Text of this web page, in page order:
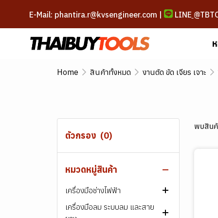
E-Mail: phantira.r@kvsengineer.com | LINE
Home สินค้าทั้งหมด งานตัด ขัด เจียร เจาะ
ตัวกรอง (0)
หมวดหมู่สินค้า
ลวดเชื่อมเหล็ก
AWS E60XX
AWS E70XX
AWS E80XX
ลวดเชื่อม MIG/MAG
ลวดเชื่อมอาร์กอน (TIG)
ลวดเชื่อมฟลักซ์คอร์ (FCAW)
ลวดเชื่อมไฟฟ้า ARC
เกรด 307
เกรด 308
ลวดเชื่อม MIG/MAG
ลวดเชื่อมอาร์กอน (TIG)
ลวดเชื่อมพอกผิวแข็ง
ลวดเชื่อมไฟฟ้า ARC
ลวดเชื่อมฟลักซ์คอร์ (FCAW)
ลวดเชื่อมเหล็กหล่อ
ลวดเชื่อมไฟฟ้า ARC
ลวดเชื่อมอลูมิเนียม
เครื่องเชื่อม และอุปกรณ์
เครื่องเชื่อมไฟฟ้า​ ARC
เครื่องเชื่อมอาร์กอน
(TIG/Argon)
เครื่องตัดพลาสม่า
เครื่องมือบัดกรี
หัวแร้งบัดกรี
ชุดตัด เผา และเชื่อมแก๊ส
สกรู-น็อต เหล็ก
สกรูหัวหกเหลี่ยม
สกรูหัวจม
สกรู-น็อต สแตนเลส
สกรูหัวหกเหลี่ยม
สกรู พลาสติก
เครื่องมือช่าง
เครื่องมือขัน และหนีบ
ไขควง
เครื่องมือตัดและแต่งผิว
เครื่องมือช่างไฟฟ้า
เครื่องเจาะและขัน
เครื่องมือลม ระบบลม และสาย
พบสิน